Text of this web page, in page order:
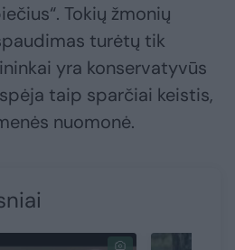
Tokių žmonių
turėtų tik
yra konservatyvūs
taip sparčiai keistis,
nuomonė.